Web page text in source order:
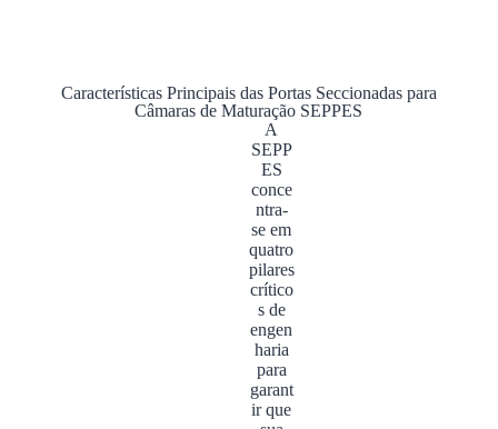
Características Principais das Portas Seccionadas para
Câmaras de Maturação SEPPES
A
SEPP
ES
conce
ntra-
se em
quatro
pilares
crítico
s de
engen
haria
para
garant
ir que